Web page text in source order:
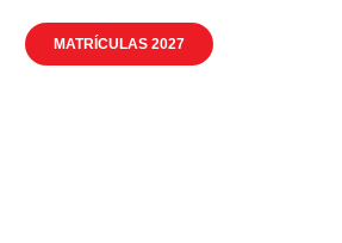
MATRÍCULAS 2027